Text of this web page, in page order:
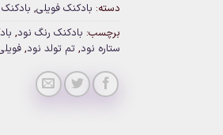
دسته: بادکنک فویلی,
برچسب: بادکنک رنگ نود,
ستاره نود, تم تولد نود,